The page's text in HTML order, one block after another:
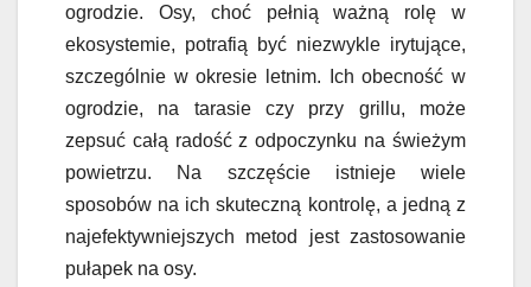
ogrodzie. Osy, choć pełnią ważną rolę w
ekosystemie, potrafią być niezwykle irytujące,
szczególnie w okresie letnim. Ich obecność w
ogrodzie, na tarasie czy przy grillu, może
zepsuć całą radość z odpoczynku na świeżym
powietrzu. Na szczęście istnieje wiele
sposobów na ich skuteczną kontrolę, a jedną z
najefektywniejszych metod jest zastosowanie
pułapek na osy.